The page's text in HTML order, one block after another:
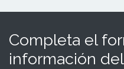
Completa el
información